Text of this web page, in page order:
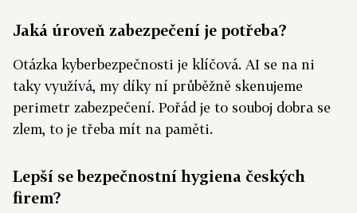
Jaká úroveň zabezpečení je potřeba?
Otázka kyberbezpečnosti je klíčová. AI se na ni
taky využívá, my díky ní průběžně skenujeme
perimetr zabezpečení. Pořád je to souboj dobra se
zlem, to je třeba mít na paměti.
Lepší se bezpečnostní hygiena českých
firem?